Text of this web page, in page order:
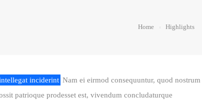
Home Highlights
inciderint Nam ei eirmod consequuntur, quod nostrum
patrioque prodesset est, vivendum concludaturque